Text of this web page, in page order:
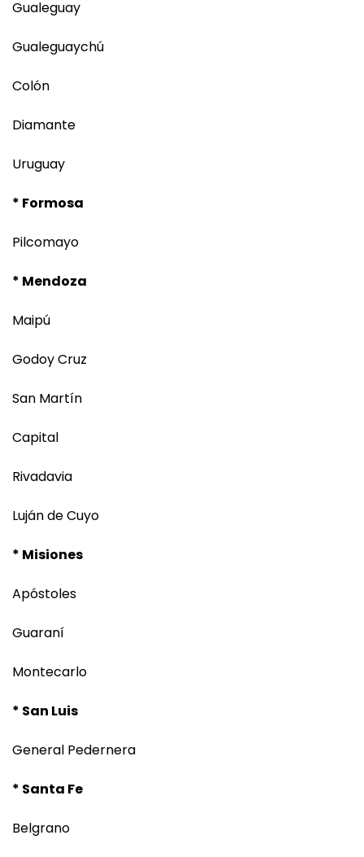
Gualeguay
Gualeguaychú
Colón
Diamante
Uruguay
* Formosa
Pilcomayo
* Mendoza
Maipú
Godoy Cruz
San Martín
Capital
Rivadavia
Luján de Cuyo
* Misiones
Apóstoles
Guaraní
Montecarlo
* San Luis
General Pedernera
* Santa Fe
Belgrano